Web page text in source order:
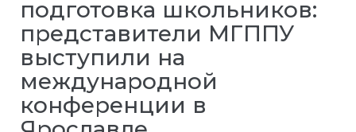
подготовка школьников:
представители МГППУ
выступили на
международной
конференции в